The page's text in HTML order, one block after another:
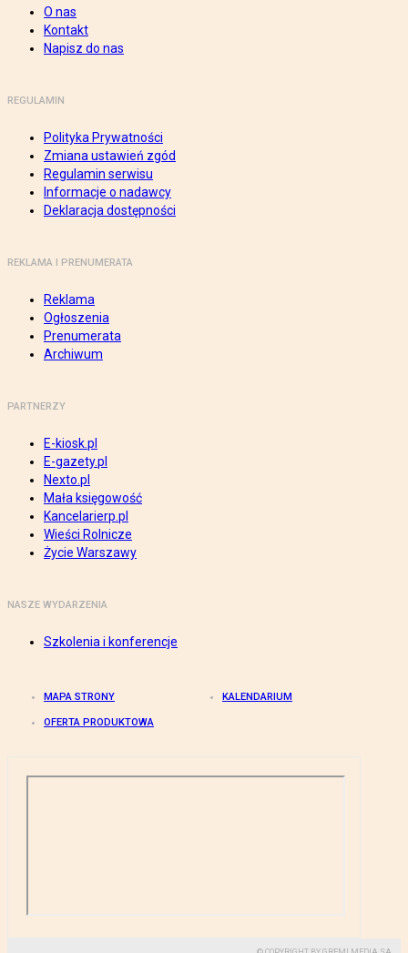
O nas
Kontakt
Napisz do nas
REGULAMIN
Polityka Prywatności
Zmiana ustawień zgód
Regulamin serwisu
Informacje o nadawcy
Deklaracja dostępności
REKLAMA I PRENUMERATA
Reklama
Ogłoszenia
Prenumerata
Archiwum
PARTNERZY
E-kiosk.pl
E-gazety.pl
Nexto.pl
Mała księgowość
Kancelarierp.pl
Wieści Rolnicze
Życie Warszawy
NASZE WYDARZENIA
Szkolenia i konferencje
MAPA STRONY KALENDARIUM
OFERTA PRODUKTOWA